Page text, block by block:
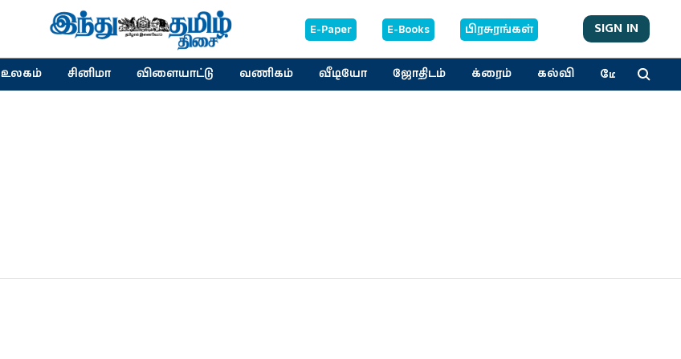
E-Paper E-Books பிரசுரங்கள் SIGN IN
உலகம் சினிமா விளையாட்டு வணிகம் வீடியோ ஜோதிடம் க்ரைம் கல்வி மேலும்